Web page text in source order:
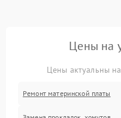
Цены на
Цены актуальны
Ремонт материнской платы